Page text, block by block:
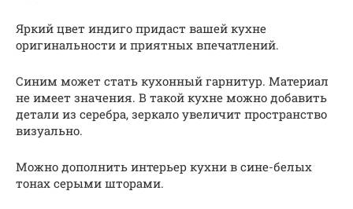
Яркий цвет индиго придаст вашей кухне
оригинальности и приятных впечатлений.
Синим может стать кухонный гарнитур. Материал
не имеет значения. В такой кухне можно добавить
детали из серебра, зеркало увеличит пространство
визуально.
Можно дополнить интерьер кухни в сине-белых
тонах серыми шторами.